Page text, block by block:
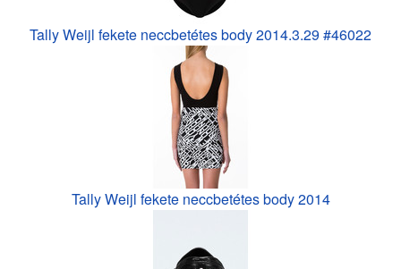
Tally Weijl fekete neccbetétes body 2014.3.29 #46022
Tally Weijl fekete neccbetétes body 2014